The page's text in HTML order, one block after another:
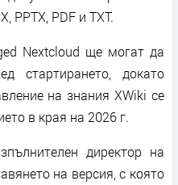
PPTX, PDF и TXT.
Nextcloud ще могат да
стартирането, докато
на знания XWiki се
в края на 2026 г.
директор на
на версия, с която